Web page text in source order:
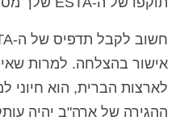
אישור בהצלחה. למרות
לארצות הברית, הוא חיוני
ההגירה של ארה"ב יהיה